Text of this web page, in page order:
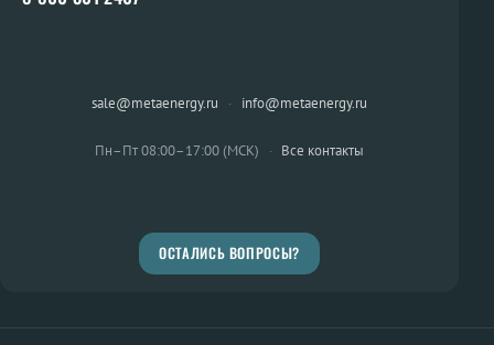
sale@metaenergy.ru · info@metaenergy.ru
Пн–Пт 08:00–17:00 (МСК) · Все контакты
ОСТАЛИСЬ ВОПРОСЫ?